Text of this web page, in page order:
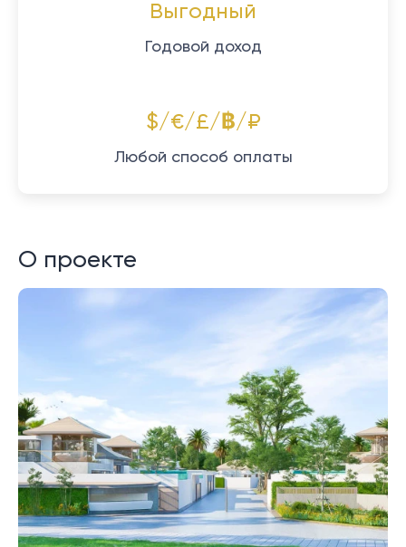
Выгодный
Годовой доход
$/€/£/฿/₽
Любой способ оплаты
О проекте